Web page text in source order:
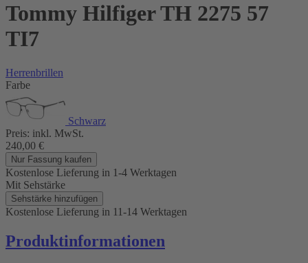
Tommy Hilfiger TH 2275 57
TI7
Herrenbrillen
Farbe
Schwarz
Preis: inkl. MwSt.
240,00 €
Nur Fassung kaufen
Kostenlose Lieferung in 1-4 Werktagen
Mit Sehstärke
Sehstärke hinzufügen
Kostenlose Lieferung in 11-14 Werktagen
Produktinformationen